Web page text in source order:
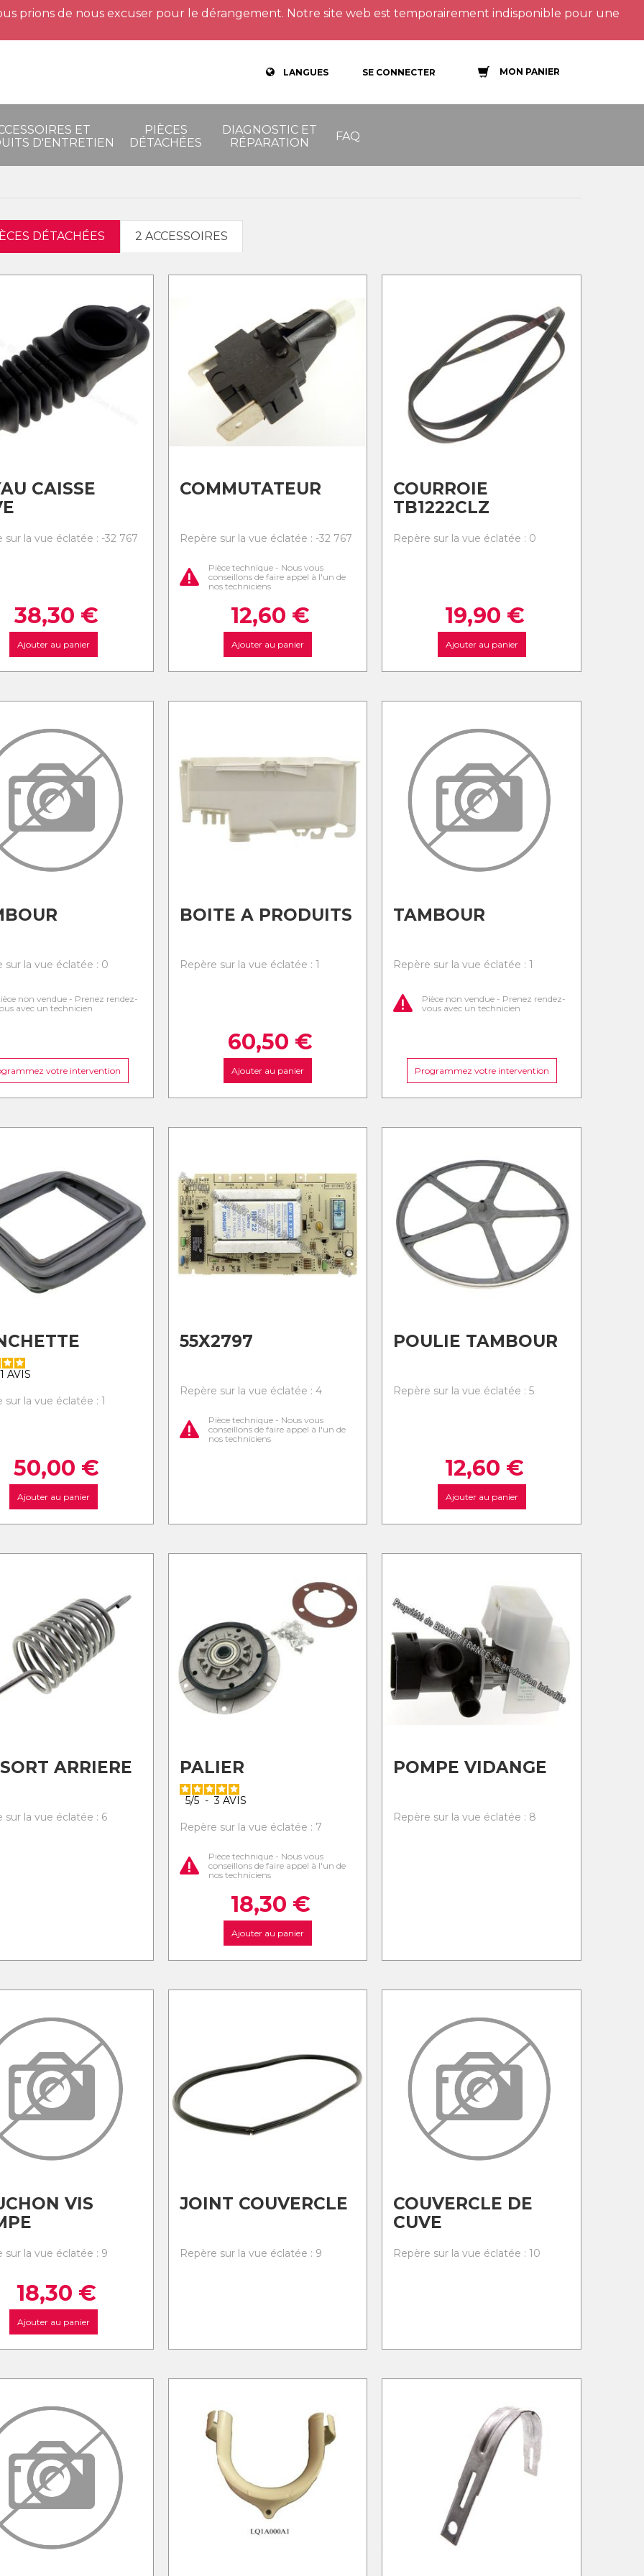
prions de nous excuser pour le dérangement. Notre site web est temporairement indisponible pour une
LANGUES SE CONNECTER MON PANIER
ET
D'ENTRETIEN
PIÈCES
DÉTACHÉES
DIAGNOSTIC ET
RÉPARATION
FAQ
DÉTACHÉES 2 ACCESSOIRES
CAISSE
sur la vue éclatée : -32 767
38,30 €
Ajouter au panier
COMMUTATEUR
Repère sur la vue éclatée : -32 767
Pièce technique - Nous vous
conseillons de faire appel à l'un de
nos techniciens
12,60 €
Ajouter au panier
COURROIE
TB1222CLZ
Repère sur la vue éclatée : 0
19,90 €
Ajouter au panier
sur la vue éclatée : 0
non vendue - Prenez rendez-
avec un technicien
votre intervention
BOITE A PRODUITS
Repère sur la vue éclatée : 1
60,50 €
Ajouter au panier
TAMBOUR
Repère sur la vue éclatée : 1
Pièce non vendue - Prenez rendez-
vous avec un technicien
Programmez votre intervention
1 AVIS
sur la vue éclatée : 1
50,00 €
Ajouter au panier
55X2797
Repère sur la vue éclatée : 4
Pièce technique - Nous vous
conseillons de faire appel à l'un de
nos techniciens
POULIE TAMBOUR
Repère sur la vue éclatée : 5
12,60 €
Ajouter au panier
ARRIERE
sur la vue éclatée : 6
PALIER
5/5 - 3 AVIS
Repère sur la vue éclatée : 7
Pièce technique - Nous vous
conseillons de faire appel à l'un de
nos techniciens
18,30 €
Ajouter au panier
POMPE VIDANGE
Repère sur la vue éclatée : 8
VIS
sur la vue éclatée : 9
18,30 €
Ajouter au panier
JOINT COUVERCLE
Repère sur la vue éclatée : 9
COUVERCLE DE
CUVE
Repère sur la vue éclatée : 10